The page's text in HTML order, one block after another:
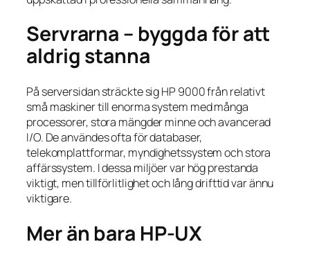
Servrarna – byggda för att
aldrig stanna
På serversidan sträckte sig HP 9000 från relativt
små maskiner till enorma system med många
processorer, stora mängder minne och avancerad
I/O. De användes ofta för databaser,
telekomplattformar, myndighetssystem och stora
affärssystem. I dessa miljöer var hög prestanda
viktigt, men tillförlitlighet och lång drifttid var ännu
viktigare.
Mer än bara HP-UX